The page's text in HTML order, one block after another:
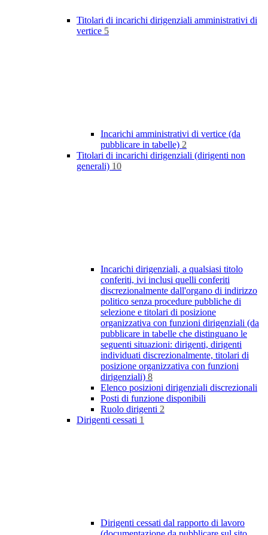
Titolari di incarichi dirigenziali amministrativi di
vertice 5
Incarichi amministrativi di vertice (da
pubblicare in tabelle) 2
Titolari di incarichi dirigenziali (dirigenti non
generali) 10
Incarichi dirigenziali, a qualsiasi titolo
conferiti, ivi inclusi quelli conferiti
discrezionalmente dall'organo di indirizzo
politico senza procedure pubbliche di
selezione e titolari di posizione
organizzativa con funzioni dirigenziali (da
pubblicare in tabelle che distinguano le
seguenti situazioni: dirigenti, dirigenti
individuati discrezionalmente, titolari di
posizione organizzativa con funzioni
dirigenziali) 8
Elenco posizioni dirigenziali discrezionali
Posti di funzione disponibili
Ruolo dirigenti 2
Dirigenti cessati 1
Dirigenti cessati dal rapporto di lavoro